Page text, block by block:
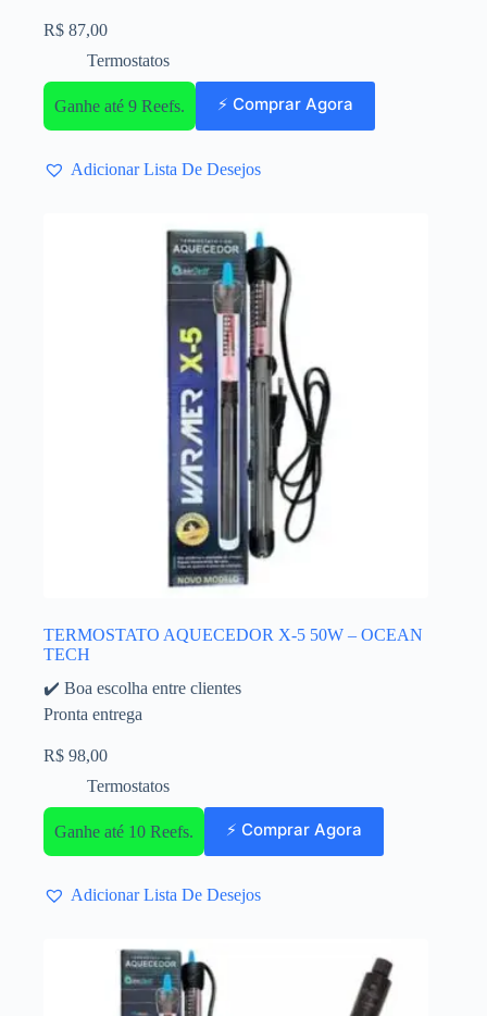
R$ 87,00
Termostatos
Ganhe até 9 Reefs. ⚡ Comprar Agora
Adicionar Lista De Desejos
TERMOSTATO AQUECEDOR X-5 50W – OCEAN
TECH
✔️ Boa escolha entre clientes
Pronta entrega
R$ 98,00
Termostatos
Ganhe até 10 Reefs. ⚡ Comprar Agora
Adicionar Lista De Desejos